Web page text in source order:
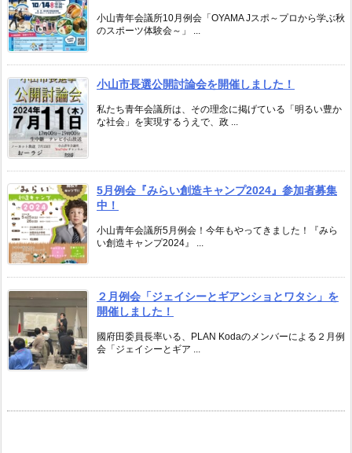
小山青年会議所10月例会「OYAMA Jスポ～プロから学ぶ秋
のスポーツ体験会～」 ...
小山市長選公開討論会を開催しました！
私たち青年会議所は、その理念に掲げている「明るい豊か
な社会」を実現するうえで、政 ...
5月例会『みらい創造キャンプ2024』参加者募集
中！
小山青年会議所5月例会！今年もやってきました！『みら
い創造キャンプ2024』 ...
２月例会「ジェイシーとギアンショとワタシ」を
開催しました！
國府田委員長率いる、PLAN Kodaのメンバーによる２月例
会「ジェイシーとギア ...